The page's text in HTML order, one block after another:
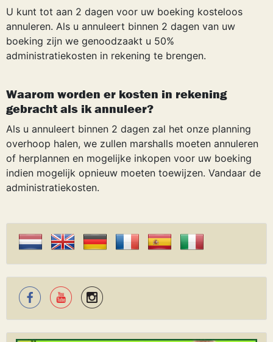
U kunt tot aan 2 dagen voor uw boeking kosteloos
annuleren. Als u annuleert binnen 2 dagen van uw
boeking zijn we genoodzaakt u 50%
administratiekosten in rekening te brengen.
Waarom worden er kosten in rekening
gebracht als ik annuleer?
Als u annuleert binnen 2 dagen zal het onze planning
overhoop halen, we zullen marshalls moeten annuleren
of herplannen en mogelijke inkopen voor uw boeking
indien mogelijk opnieuw moeten toewijzen. Vandaar de
administratiekosten.